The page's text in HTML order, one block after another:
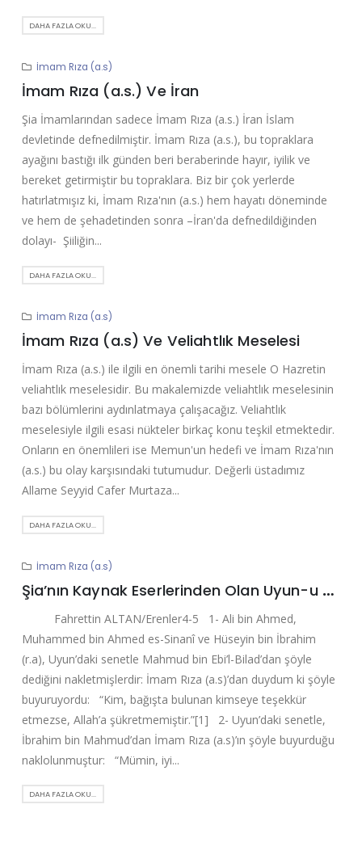
DAHA FAZLA OKU...
İmam Rıza (a.s)
İmam Rıza (a.s.) Ve İran
Şia İmamlarından sadece İmam Rıza (a.s.) İran İslam
devletinde defnedilmiştir. İmam Rıza (a.s.), bu topraklara
ayağını bastığı ilk günden beri beraberinde hayır, iyilik ve
bereket getirmiştir bu topraklara. Biz bir çok yerlerde
hatırlatmışız ki, İmam Rıza'nın (a.s.) hem hayatı döneminde
ve hem de şehadetinden sonra –İran'da defnedildiğinden
dolayı- Şiiliğin...
DAHA FAZLA OKU...
İmam Rıza (a.s)
İmam Rıza (a.s) Ve Veliahtlık Meselesi
İmam Rıza (a.s.) ile ilgili en önemli tarihi mesele O Hazretin
veliahtlık meselesidir. Bu makalemizde veliahtlık meselesinin
bazı bölümlerini aydınlatmaya çalışacağız. Veliahtlık
meselesiyle ilgili esasi nükteler birkaç konu teşkil etmektedir.
Onların en önemlileri ise Memun'un hedefi ve İmam Rıza'nın
(a.s.) bu olay karşısındaki tutumudur. Değerli üstadımız
Allame Seyyid Cafer Murtaza...
DAHA FAZLA OKU...
İmam Rıza (a.s)
Şia’nın Kaynak Eserlerinden Olan Uyun-u Ahbar’ır-Rıza Kitabından Kırk Hadis
Fahrettin ALTAN/Erenler4-5 1- Ali bin Ahmed,
Muhammed bin Ahmed es-Sinanî ve Hüseyin bin İbrahim
(r.a), Uyun’daki senetle Mahmud bin Ebi’l-Bilad’dan şöyle
dediğini nakletmişlerdir: İmam Rıza (a.s)’dan duydum ki şöyle
buyuruyordu: “Kim, bağışta bulunan kimseye teşekkür
etmezse, Allah’a şükretmemiştir.”[1] 2- Uyun’daki senetle,
İbrahim bin Mahmud’dan İmam Rıza (a.s)’ın şöyle buyurduğu
naklolunmuştur: “Mümin, iyi...
DAHA FAZLA OKU...